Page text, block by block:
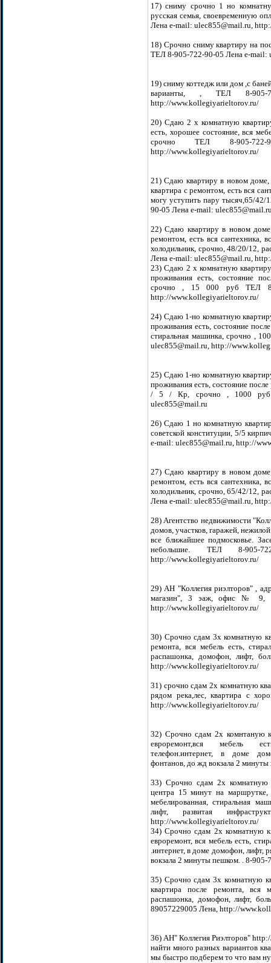
17) сниму срочно 1 но
русская семья, своевременную
Лена e-mail: ulec855@mail.ru,
18) Срочно сниму квартиру на
ТЕЛ 8-905-722-90-05 Лена e-
19) сниму коттедж или дом ,с
варианты, , ТЕЛ 8-905-
http://www.kollegiyarieltorov.ru/
20) Сдаю 2 х комнатную
есть, хорошее состояние, вся
срочно ТЕЛ 8-905-722-
http://www.kollegiyarieltorov.ru/
21) Сдаю квартиру в новом
квартира с ремонтом, есть вся
могу уступить пару тысяч,65/
90-05 Лена e-mail:
22) Сдаю квартиру в новом
ремонтом, есть вся сантехника,
холодильник, срочно, 48/20/12,
Лена e-mail: ulec855@mail.ru,
23) Сдаю 2 х комнатную
проживания есть, состояние
срочно , 15 000 руб ТЕЛ 8-
http://www.kollegiyarieltorov.ru/
24) Сдаю 1-но комнатную
проживания есть, состояние
стиральная машинка, срочно ,
ulec855@mail.ru, http://
25) Сдаю 1-но комнатную
проживания есть, состояние
/ 5 / Кр, срочно , 1000 руб
ulec855@mail.ru
26) Сдаю 1 но комнатную
советской конституции, 5/5
e-mail: ulec855@mail.ru, http://
27) Сдаю квартиру в новом
ремонтом, есть вся сантехника,
холодильник, срочно, 65/42/12,
Лена e-mail: ulec855@mail.ru,
28) Агентство недвижимости
домов, участков, гаражей,
все ближайшее подмосковье.
небольшие. ТЕЛ 8-905-
http://www.kollegiyarieltorov.ru/
29) АН "Коллегия риэлторов" ,
магазин", 3 эаж, офис № 9, 8-
http://www.kollegiyarieltorov.ru/
30) Срочно сдам 3х комнатную
ремонта, вся мебель есть,
распашонка, домофон, лифт,
http://www.kollegiyarieltorov.ru/
31) срочно сдам 2х комнатную
рядом река,лес, квартира с
http://www.kollegiyarieltorov.ru/
32) Срочно сдам 2х комнтаную
евроремонт,вся мебель
телефон.интернет, в доме
фонтанов, до жд вокзала 2
33) Cрочно сдам 2х комнатную
центра 15 минут на маршрутке,
мебелированная, стиральная
лифт, развитая
http://www.kollegiyarieltorov.ru/
34) Срочно сдам 2х комнатную
евроремонт, вся мебель есть,
.интернет, в доме домофон, лифт,
вокзала 2 минуты пешком. . 8-
35) Срочно сдам 3х комнатную
квартира после ремонта, вся
распашонка, домофон, лифт,
89057229005 Лена, http://
36) АН" Коллегия Риэлторов"
найти много разных вариантов
мы быстро подберем то что вам